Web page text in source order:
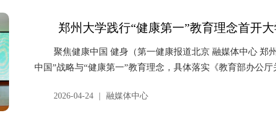
郑州大学践行“健康第一”教育理念首开
聚焦健康中国 健身（第一健康报道北京 融媒体中心 郑
中国”战略与“健康第一”教育理念，具体落实《教育部办公
2026-04-24 融媒体中心